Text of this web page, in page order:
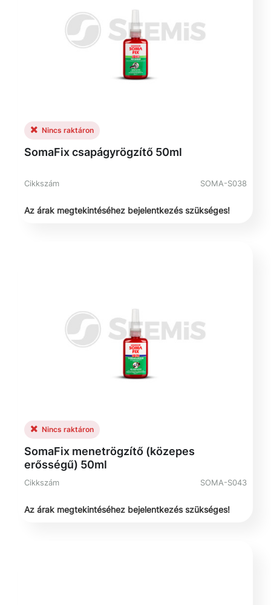
Nincs raktáron
SomaFix csapágyrögzítő 50ml
Cikkszám SOMA-S038
Az árak megtekintéséhez bejelentkezés szükséges!
Nincs raktáron
SomaFix menetrögzítő (közepes
erősségű) 50ml
Cikkszám SOMA-S043
Az árak megtekintéséhez bejelentkezés szükséges!